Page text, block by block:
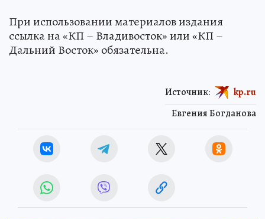
При использовании материалов издания
ссылка на «КП – Владивосток» или «КП –
Дальний Восток» обязательна.
Евгения Богданова
Источник: kp.ru